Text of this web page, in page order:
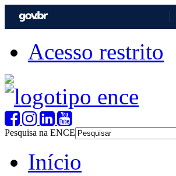
Acesso restrito
Pesquisa na ENCE
Início